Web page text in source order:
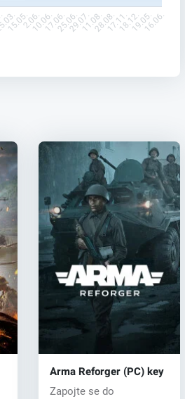
15.05.2.06.10.06.17.06.25.06.29.07.11.08.28.08.17.11.18.12.19.05.16.06.
Arma Reforger (PC) key
Zapojte se do